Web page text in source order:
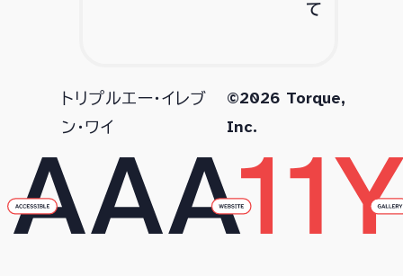
て
トリプルエー・イレブ
ン・ワイ
©2026 Torque,
Inc.